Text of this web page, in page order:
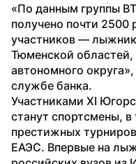
«По данным группы
получено почти 2500
участников —
Тюменской
автономного
службе банка.
Участниками XI
станут спортсмены,
престижных
ЕАЭС. Впервые на